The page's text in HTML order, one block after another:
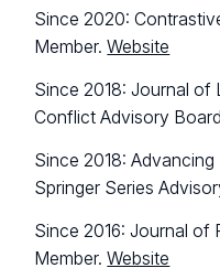
Since 2020:
Member.Website
Since 2018: Journal of
Conflict Advisory
Since 2018:
Springer Series
Since 2016: Journal of
Member.Website